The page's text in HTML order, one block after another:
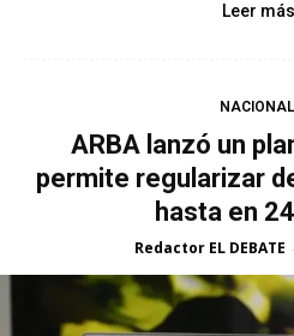
Leer más
ARBA lanzó un
permite regularizar
hasta en
Redactor EL DEBATE -